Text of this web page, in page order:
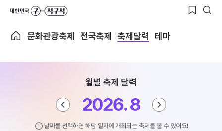
문화관광축제 전국축제 축제달력 테마
월별 축제 달력
2026. 8
날짜를 선택하면 해당 일자에 개최되는 축제를 볼 수 있어요!